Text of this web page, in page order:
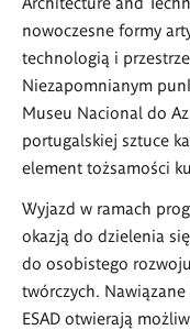
nowoczesne formy
technologią i
Niezapomnianym
Museu Nacional do
portugalskiej sztuce
element tożsamości
Wyjazd w ramach
okazją do dzielenia
do osobistego
twórczych.
ESAD otwierają